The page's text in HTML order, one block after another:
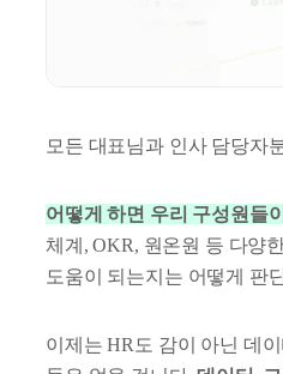
모든 대표님과 인사 담당자
어떻게 하면 우리 구성원들
체계, OKR, 원온원 등 다양
도움이 되는지는 어떻게 판
이제는 HR도 감이 아닌 데